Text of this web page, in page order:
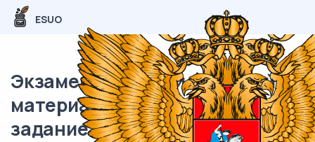
ESUO
Экзаменационный (типовой)
материал ЕГЭ / Химия / 26
задание (24) / 59